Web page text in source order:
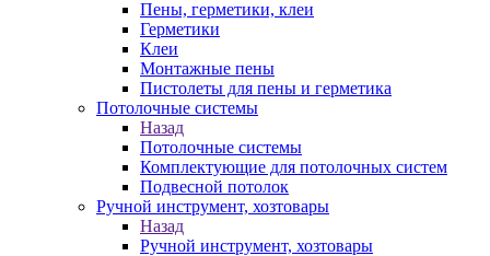
Пены, герметики, клеи
Герметики
Клеи
Монтажные пены
Пистолеты для пены и герметика
Потолочные системы
Назад
Потолочные системы
Комплектующие для потолочных систем
Подвесной потолок
Ручной инструмент, хозтовары
Назад
Ручной инструмент, хозтовары